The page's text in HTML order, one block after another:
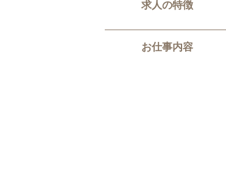
求人の特徴
お仕事内容